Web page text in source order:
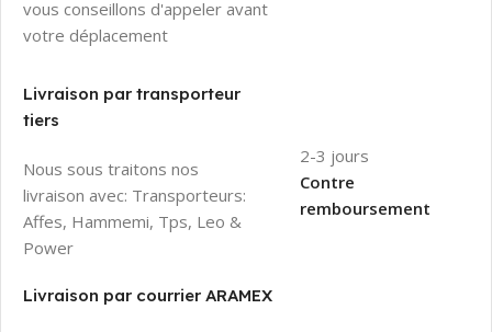
vous conseillons d'appeler avant
votre déplacement
Livraison par transporteur
tiers
Nous sous traitons nos
livraison avec: Transporteurs:
Affes, Hammemi, Tps, Leo &
Power
2-3 jours
Contre
remboursement
Livraison par courrier ARAMEX